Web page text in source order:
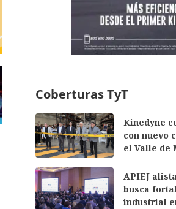
Coberturas TyT
Kinedyne
con nuevo
el Valle de
APIEJ
busca
industrial